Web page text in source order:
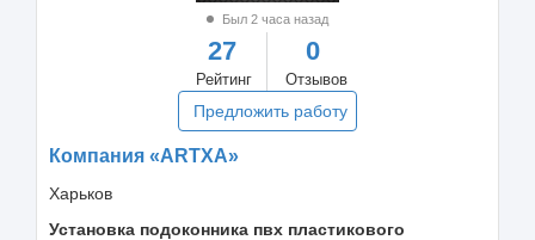
Был 2 часа назад
27
Рейтинг
0
Отзывов
Предложить работу
Компания «ARTXA»
Харьков
Установка подоконника пвх пластикового